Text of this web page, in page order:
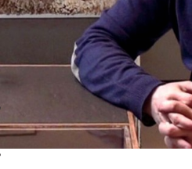
SUIVEZ-NOUS